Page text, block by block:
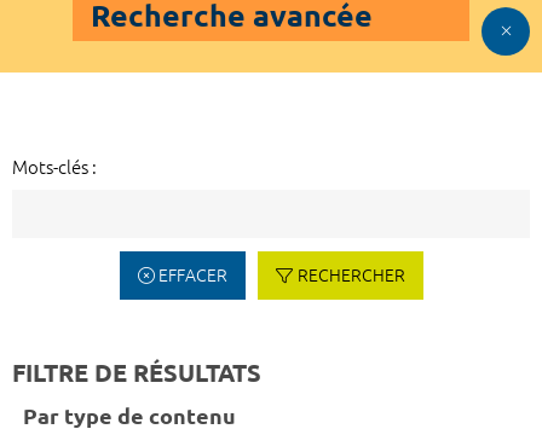
Recherche avancée
Mots-clés :
EFFACER RECHERCHER
FILTRE DE RÉSULTATS
Par type de contenu